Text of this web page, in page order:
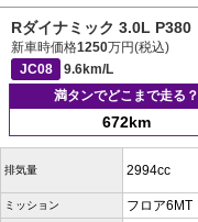
Rダイナミック 3.0L P380
新車時価格1250万円(税込)
JC08
9.6km/L
満タンでどこまで走る？
672km
排気量 2994cc
ミッション フロア6MT